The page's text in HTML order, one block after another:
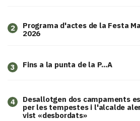
2
Programa d'actes de la Festa
2026
3 Fins a la punta de la P...A
4
​Desallotgen dos campaments
per les tempestes i l'alcalde
vist «desbordats»